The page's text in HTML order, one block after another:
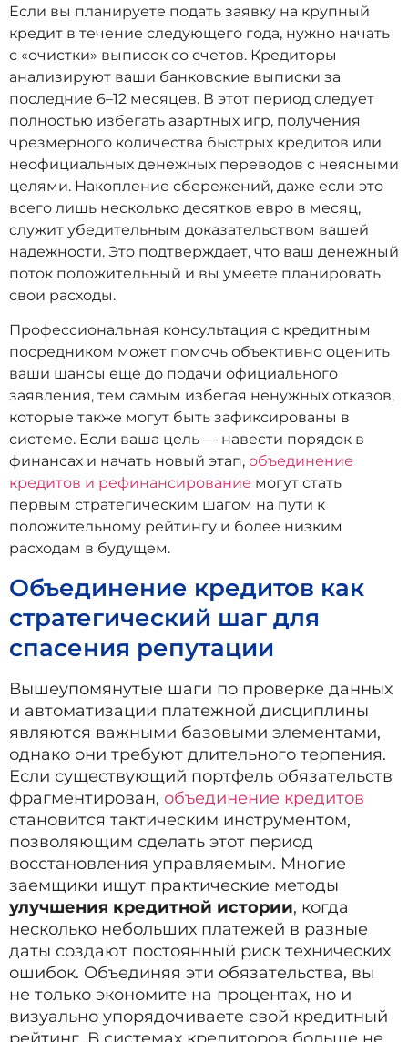
Если вы планируете подать заявку на крупный
кредит в течение следующего года, нужно начать
с «очистки» выписок со счетов. Кредиторы
анализируют ваши банковские выписки за
последние 6–12 месяцев. В этот период следует
полностью избегать азартных игр, получения
чрезмерного количества быстрых кредитов или
неофициальных денежных переводов с неясными
целями. Накопление сбережений, даже если это
всего лишь несколько десятков евро в месяц,
служит убедительным доказательством вашей
надежности. Это подтверждает, что ваш денежный
поток положительный и вы умеете планировать
свои расходы.
Профессиональная консультация с кредитным
посредником может помочь объективно оценить
ваши шансы еще до подачи официального
заявления, тем самым избегая ненужных отказов,
которые также могут быть зафиксированы в
системе. Если ваша цель — навести порядок в
финансах и начать новый этап, объединение
кредитов и рефинансирование могут стать
первым стратегическим шагом на пути к
положительному рейтингу и более низким
расходам в будущем.
Объединение кредитов как
стратегический шаг для
спасения репутации
Вышеупомянутые шаги по проверке данных
и автоматизации платежной дисциплины
являются важными базовыми элементами,
однако они требуют длительного терпения.
Если существующий портфель обязательств
фрагментирован, объединение кредитов
становится тактическим инструментом,
позволяющим сделать этот период
восстановления управляемым. Многие
заемщики ищут практические методы
улучшения кредитной истории, когда
несколько небольших платежей в разные
даты создают постоянный риск технических
ошибок. Объединяя эти обязательства, вы
не только экономите на процентах, но и
визуально упорядочиваете свой кредитный
рейтинг. В системах кредиторов больше не